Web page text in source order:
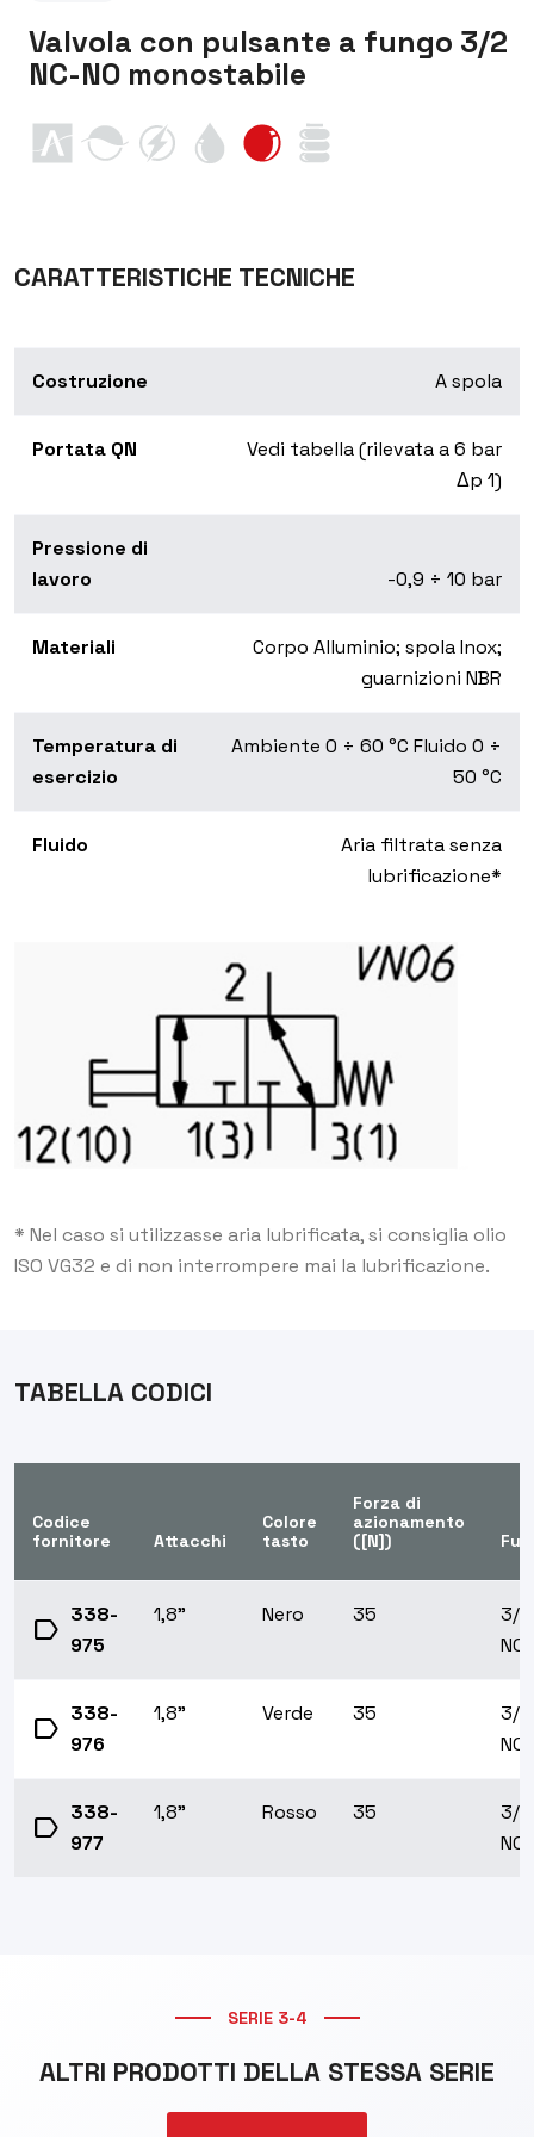
Valvola con pulsante a fungo 3/2
NC-NO monostabile
CARATTERISTICHE TECNICHE
Costruzione A spola
Portata QN
Vedi tabella (rilevata a 6 bar
Δp 1)
Pressione di
lavoro
-0,9 ÷ 10 bar
Materiali
Corpo Alluminio; spola Inox;
guarnizioni NBR
Temperatura di
esercizio
Ambiente 0 ÷ 60 °C Fluido 0 ÷
50 °C
Fluido
Aria filtrata senza
lubrificazione*
* Nel caso si utilizzasse aria lubrificata, si consiglia olio
ISO VG32 e di non interrompere mai la lubrificazione.
TABELLA CODICI
Codice
fornitore
Attacchi
Colore
tasto
Forza di
azionamento
([N])
label 338-
975
1,8" Nero 35
3/2
NO
label 338-
976
1,8" Verde 35
3/2
NO
label 338-
977
1,8" Rosso 35
3/2
NO
SERIE 3-4
ALTRI PRODOTTI DELLA STESSA SERIE